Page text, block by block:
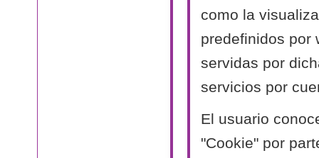
como la
predefinidos por
servidas por
servicios por
El usuario
"Cookie" por